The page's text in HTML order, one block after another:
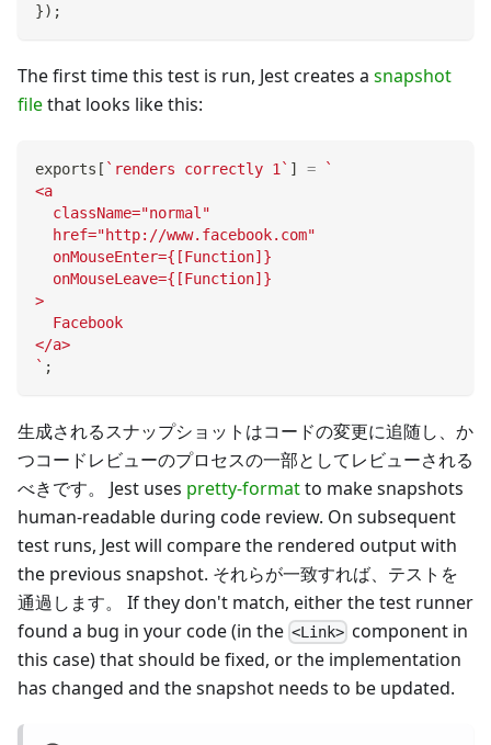
}) ;
The first time this test is run, Jest creates a snapshot
filethat looks like this:
exports [ ` renders correctly 1 ` ] =
`
<a
  className="normal"
  href="http://www.facebook.com"
  onMouseEnter={[Function]}
  onMouseLeave={[Function]}
>
  Facebook
</a>
` ;
生成されるスナップショットはコードの変更に追随し、か
つコードレビューのプロセスの一部としてレビューされる
べきです。 Jest uses pretty-formatto make snapshots
human-readable during code review. On subsequent
test runs, Jest will compare the rendered output with
the previous snapshot. それらが一致すれば、テストを
通過します。 If they don't match, either the test runner
found a bug in your code (in the <Link> component in
this case) that should be fixed, or the implementation
has changed and the snapshot needs to be updated.